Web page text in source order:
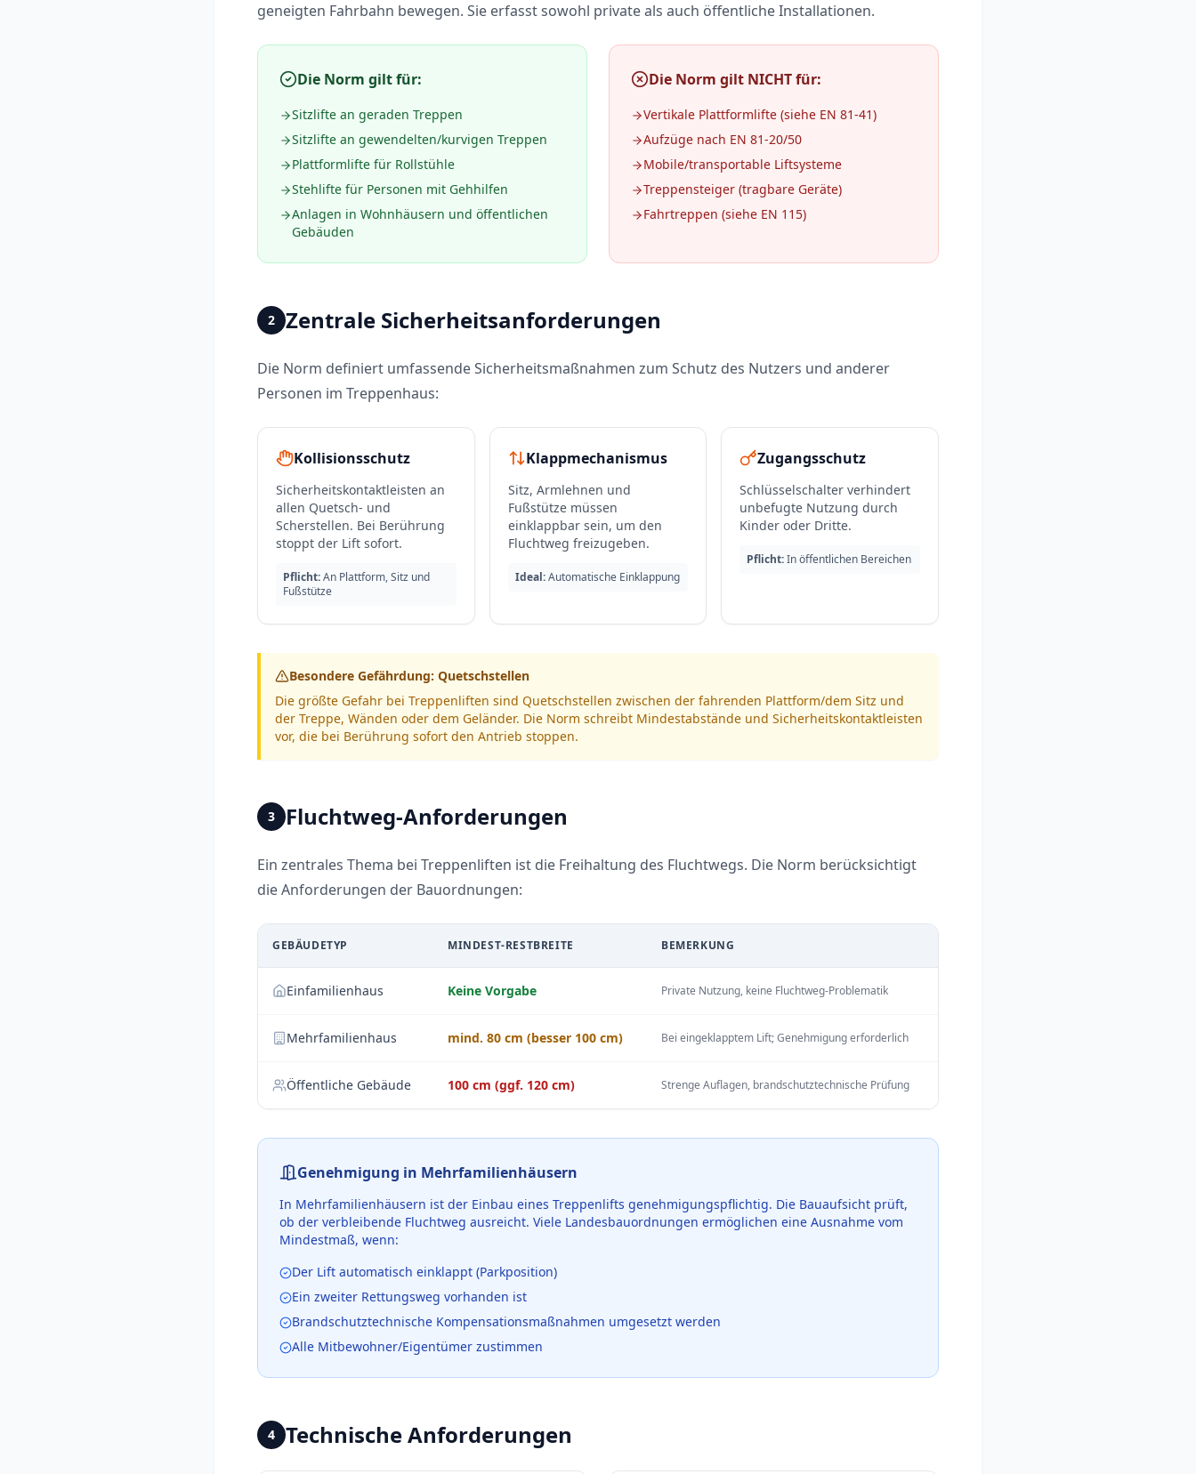
geneigten Fahrbahn bewegen. Sie erfasst sowohl private als auch öffentliche Installationen.
Die Norm gilt für:
Sitzlifte an geraden Treppen
Sitzlifte an gewendelten/kurvigen Treppen
Plattformlifte für Rollstühle
Stehlifte für Personen mit Gehhilfen
Anlagen in Wohnhäusern und öffentlichen
Gebäuden
Die Norm gilt NICHT für:
Vertikale Plattformlifte (siehe EN 81-41)
Aufzüge nach EN 81-20/50
Mobile/transportable Liftsysteme
Treppensteiger (tragbare Geräte)
Fahrtreppen (siehe EN 115)
2 Zentrale Sicherheitsanforderungen
Die Norm definiert umfassende Sicherheitsmaßnahmen zum Schutz des Nutzers und anderer
Personen im Treppenhaus:
Kollisionsschutz
Sicherheitskontaktleisten an
allen Quetsch- und
Scherstellen. Bei Berührung
stoppt der Lift sofort.
Pflicht:An Plattform, Sitz und
Fußstütze
Klappmechanismus
Sitz, Armlehnen und
Fußstütze müssen
einklappbar sein, um den
Fluchtweg freizugeben.
Ideal:Automatische Einklappung
Zugangsschutz
Schlüsselschalter verhindert
unbefugte Nutzung durch
Kinder oder Dritte.
Pflicht:In öffentlichen Bereichen
Besondere Gefährdung: Quetschstellen
Die größte Gefahr bei Treppenliften sind Quetschstellen zwischen der fahrenden Plattform/dem Sitz und
der Treppe, Wänden oder dem Geländer. Die Norm schreibt Mindestabstände und Sicherheitskontaktleisten
vor, die bei Berührung sofort den Antrieb stoppen.
3 Fluchtweg-Anforderungen
Ein zentrales Thema bei Treppenliften ist die Freihaltung des Fluchtwegs. Die Norm berücksichtigt
die Anforderungen der Bauordnungen:
GEBÄUDETYP MINDEST-RESTBREITE BEMERKUNG
Einfamilienhaus Keine Vorgabe Private Nutzung, keine Fluchtweg-Problematik
Mehrfamilienhaus mind. 80 cm (besser 100 cm) Bei eingeklapptem Lift; Genehmigung erforderlich
Öffentliche Gebäude 100 cm (ggf. 120 cm) Strenge Auflagen, brandschutztechnische Prüfung
Genehmigung in Mehrfamilienhäusern
In Mehrfamilienhäusern ist der Einbau eines Treppenlifts genehmigungspflichtig. Die Bauaufsicht prüft,
ob der verbleibende Fluchtweg ausreicht. Viele Landesbauordnungen ermöglichen eine Ausnahme vom
Mindestmaß, wenn:
Der Lift automatisch einklappt (Parkposition)
Ein zweiter Rettungsweg vorhanden ist
Brandschutztechnische Kompensationsmaßnahmen umgesetzt werden
Alle Mitbewohner/Eigentümer zustimmen
4 Technische Anforderungen